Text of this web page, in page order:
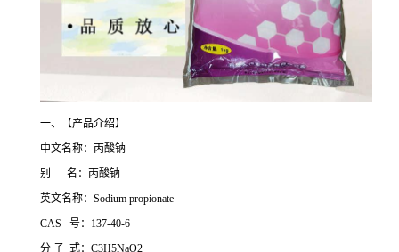
一、【产品介绍】
中文名称：丙酸钠
别 名：丙酸钠
英文名称：Sodium propionate
CAS 号：137-40-6
分 子 式：C3H5NaO2